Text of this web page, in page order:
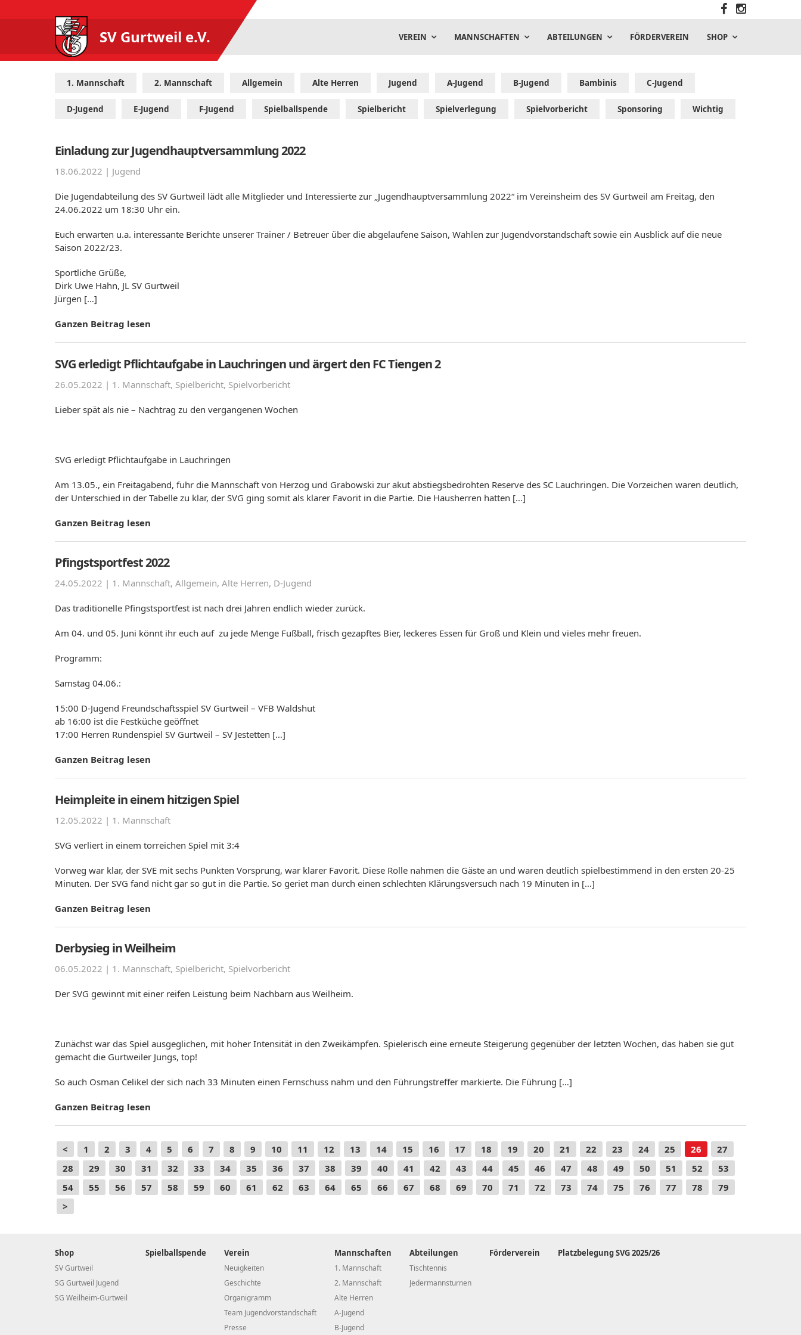
SV Gurtweil e.V. VEREIN MANNSCHAFTEN ABTEILUNGEN FÖRDERVEREIN SHOP
1. Mannschaft 2. Mannschaft Allgemein Alte Herren Jugend A-Jugend B-Jugend Bambinis C-Jugend
D-Jugend E-Jugend F-Jugend Spielballspende Spielbericht Spielverlegung Spielvorbericht Sponsoring Wichtig
Einladung zur Jugendhauptversammlung 2022
18.06.2022 | Jugend
Die Jugendabteilung des SV Gurtweil lädt alle Mitglieder und Interessierte zur „Jugendhauptversammlung 2022“ im Vereinsheim des SV Gurtweil am Freitag, den
24.06.2022 um 18:30 Uhr ein.
Euch erwarten u.a. interessante Berichte unserer Trainer / Betreuer über die abgelaufene Saison, Wahlen zur Jugendvorstandschaft sowie ein Ausblick auf die neue
Saison 2022/23.
Sportliche Grüße,
Dirk Uwe Hahn, JL SV Gurtweil
Jürgen […]
Ganzen Beitrag lesen
SVG erledigt Pflichtaufgabe in Lauchringen und ärgert den FC Tiengen 2
26.05.2022 | 1. Mannschaft, Spielbericht, Spielvorbericht
Lieber spät als nie – Nachtrag zu den vergangenen Wochen
SVG erledigt Pflichtaufgabe in Lauchringen
Am 13.05., ein Freitagabend, fuhr die Mannschaft von Herzog und Grabowski zur akut abstiegsbedrohten Reserve des SC Lauchringen. Die Vorzeichen waren deutlich,
der Unterschied in der Tabelle zu klar, der SVG ging somit als klarer Favorit in die Partie. Die Hausherren hatten […]
Ganzen Beitrag lesen
Pfingstsportfest 2022
24.05.2022 | 1. Mannschaft, Allgemein, Alte Herren, D-Jugend
Das traditionelle Pfingstsportfest ist nach drei Jahren endlich wieder zurück.
Am 04. und 05. Juni könnt ihr euch auf zu jede Menge Fußball, frisch gezapftes Bier, leckeres Essen für Groß und Klein und vieles mehr freuen.
Programm:
Samstag 04.06.:
15:00 D-Jugend Freundschaftsspiel SV Gurtweil – VFB Waldshut
ab 16:00 ist die Festküche geöffnet
17:00 Herren Rundenspiel SV Gurtweil – SV Jestetten […]
Ganzen Beitrag lesen
Heimpleite in einem hitzigen Spiel
12.05.2022 | 1. Mannschaft
SVG verliert in einem torreichen Spiel mit 3:4
Vorweg war klar, der SVE mit sechs Punkten Vorsprung, war klarer Favorit. Diese Rolle nahmen die Gäste an und waren deutlich spielbestimmend in den ersten 20-25
Minuten. Der SVG fand nicht gar so gut in die Partie. So geriet man durch einen schlechten Klärungsversuch nach 19 Minuten in […]
Ganzen Beitrag lesen
Derbysieg in Weilheim
06.05.2022 | 1. Mannschaft, Spielbericht, Spielvorbericht
Der SVG gewinnt mit einer reifen Leistung beim Nachbarn aus Weilheim.
Zunächst war das Spiel ausgeglichen, mit hoher Intensität in den Zweikämpfen. Spielerisch eine erneute Steigerung gegenüber der letzten Wochen, das haben sie gut
gemacht die Gurtweiler Jungs, top!
So auch Osman Celikel der sich nach 33 Minuten einen Fernschuss nahm und den Führungstreffer markierte. Die Führung […]
Ganzen Beitrag lesen
< 1 2 3 4 5 6 7 8 9 10 11 12 13 14 15 16 17 18 19 20 21 22 23 24 25 26
27
28
29 30 31 32 33 34 35 36 37 38 39 40 41 42 43 44 45 46 47 48 49 50 51 52
53
54
55 56 57 58 59 60 61 62 63 64 65 66 67 68 69 70 71 72 73 74 75 76 77 78
79
>
Shop
SV Gurtweil
SG Gurtweil Jugend
SG Weilheim-Gurtweil
Spielballspende Verein
Neuigkeiten
Geschichte
Organigramm
Team Jugendvorstandschaft
Presse
Mannschaften
1. Mannschaft
2. Mannschaft
Alte Herren
A-Jugend
B-Jugend
Abteilungen
Tischtennis
Jedermannsturnen
Förderverein Platzbelegung SVG 2025/26